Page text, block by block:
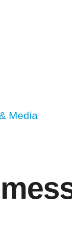
Media